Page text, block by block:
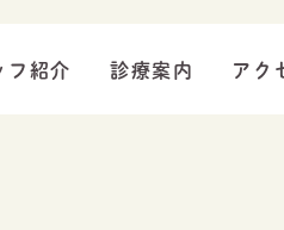
フ紹介 診療案内 アク